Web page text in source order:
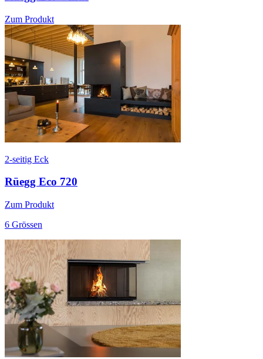
Zum Produkt
2-seitig Eck
Rüegg Eco 720
Zum Produkt
6 Grössen